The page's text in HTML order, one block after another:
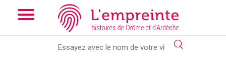
Array ( [slug] => document [ref] => bpt6k61030115 )
new slick-theme.css if you want the default styling